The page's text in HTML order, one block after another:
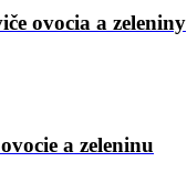
ovocia a zeleniny
a zeleninu